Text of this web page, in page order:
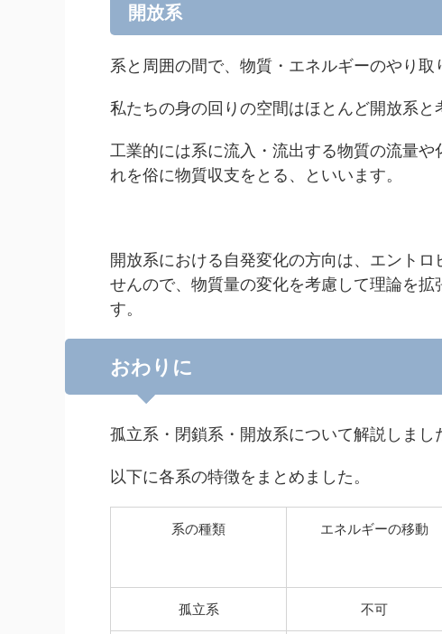
開放系
系と周囲の間で、物質・エネルギーのやり取
私たちの身の回りの空間はほとんど開放系と
工業的には系に流入・流出する物質の流量
れを俗に物質収支をとる、といいます。
開放系における自発変化の方向は、エント
せんので、物質量の変化を考慮して理論を拡
す。
おわりに
孤立系・閉鎖系・開放系について解説しまし
以下に各系の特徴をまとめました。
系の種類 エネルギーの移動
孤立系 不可